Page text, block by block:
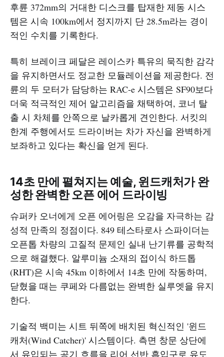
후륜 372mm의 거대한 디스크를 탑재한 제동 시스
템은 시속 100km에서 정지까지 단 28.5m라는 경이
적인 수치를 기록한다.
특히 브레이크 페달은 레이스카 특유의 묵직한 감각
을 유지하면서도 정교한 모듈레이션을 제공한다. 전
륜의 두 모터가 담당하는 RAC-e 시스템은 SF90보다
더욱 적극적인 제어 알고리즘을 채택하여, 코너 탈
출 시 차체를 안쪽으로 날카롭게 견인한다. 서킷의
한계 주행에서도 드라이버는 차가 자신을 완벽하게
보좌하고 있다는 확신을 얻게 된다.
14초 만에 펼쳐지는 예술, 윈드캐처가 완
성한 완벽한 오픈 에어 드라이빙
슈퍼카 오너에게 오픈 에어링은 오감을 자극하는 감
성적 만족의 정점이다. 849 테스타로사 스파이더는
오픈톱 차량의 고질적 문제인 실내 난기류를 공학적
으로 해결했다. 알루미늄 소재의 접이식 하드톱
(RHT)은 시속 45km 이하에서 14초 만에 작동하며,
닫혔을 때는 쿠페와 다름없는 완벽한 실루엣을 유지
한다.
기술적 백미는 시트 뒤쪽에 배치된 혁신적인 '윈드
캐처(Wind Catcher)' 시스템이다. 측면 창문 상단에
서 유입되는 공기 흐름을 리어 선반 흡입구로 유도